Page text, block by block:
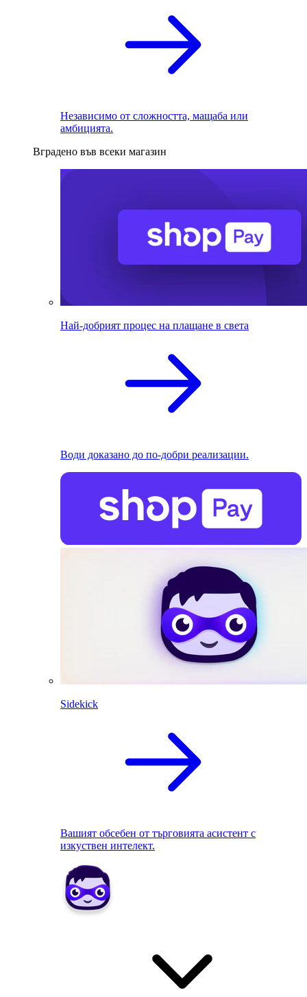
Независимо от сложността, мащаба или
амбицията.
Вградено във всеки магазин
Най-добрият процес на плащане в света
Води доказано до по-добри реализации.
Sidekick
Вашият обсебен от търговията асистент с
изкуствен интелект.